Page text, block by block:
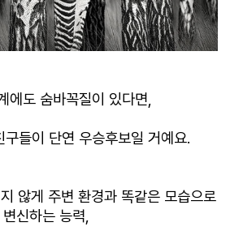
에도 숨바꼭질이 있다면,
들이 단연 우승후보일 거예요.
않게 주변 환경과 똑같은 모습으로
변신하는 능력,